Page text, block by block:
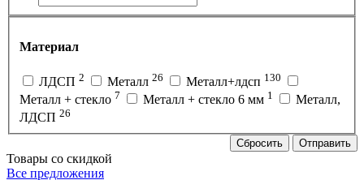
Материал
ЛДСП 2 Металл 26 Металл+лдсп 130
Металл + стекло 7 Металл + стекло 6 мм 1
Металл,
ЛДСП 26
Сбросить Отправить
Товары со скидкой
Все предложения